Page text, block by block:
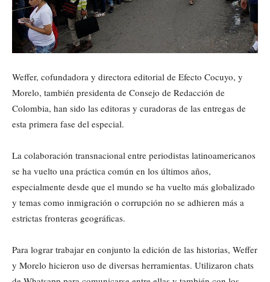
Weffer, cofundadora y directora editorial de Efecto Cocuyo, y
Morelo, también presidenta de Consejo de Redacción de
Colombia, han sido las editoras y curadoras de las entregas de
esta primera fase del especial.
La colaboración transnacional entre periodistas latinoamericanos
se ha vuelto una práctica común en los últimos años,
especialmente desde que el mundo se ha vuelto más globalizado
y temas como inmigración o corrupción no se adhieren más a
estrictas fronteras geográficas.
Para lograr trabajar en conjunto la edición de las historias, Weffer
y Morelo hicieron uso de diversas herramientas. Utilizaron chats